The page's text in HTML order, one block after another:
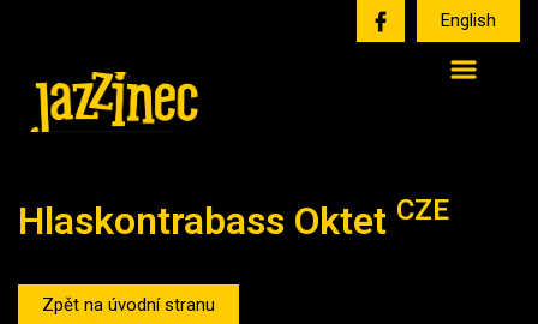
English
Hlaskontrabass Oktet CZE
Zpět na úvodní stranu